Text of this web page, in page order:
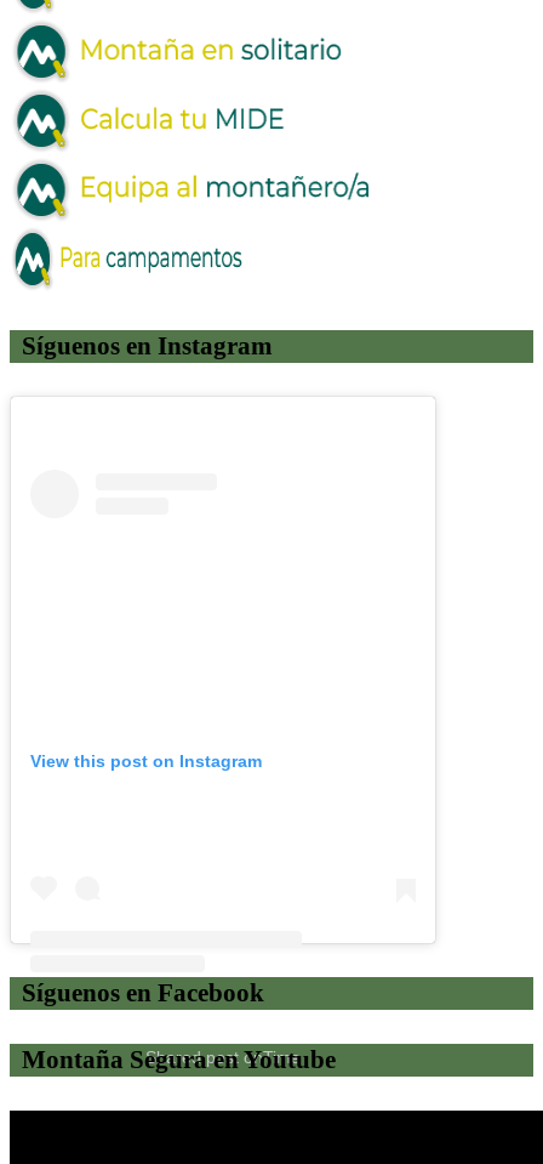
Síguenos en Instagram
View this post on Instagram
Shared post onTime
Síguenos en Facebook
Montaña Segura en Youtube